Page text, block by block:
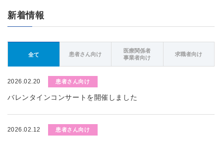
新着情報
全て 患者さん向け
医療関係者
事業者向け
求職者向け
2026.02.20 患者さん向け
バレンタインコンサートを開催しました
2026.02.12 患者さん向け